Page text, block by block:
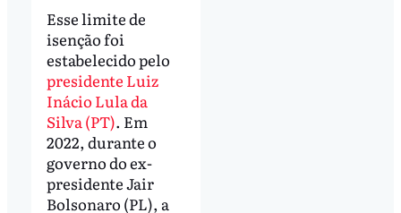
Esse limite de
isenção foi
estabelecido pelo
presidente Luiz
Inácio Lula da
Silva (PT). Em
2022, durante o
governo do ex-
presidente Jair
Bolsonaro (PL), a